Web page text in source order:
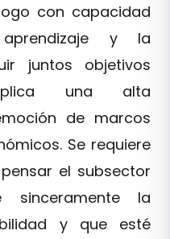
con capacidad
y la
juntos objetivos
una alta
de marcos
Se requiere
el subsector
sinceramente la
y que esté